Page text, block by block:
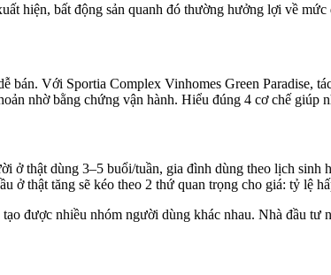
hiện, bất động sản quanh đó thường hưởng lợi về
bán. Với Sportia Complex Vinhomes Green Paradise,
nhờ bằng chứng vận hành. Hiểu đúng 4 cơ chế giúp
ở thật dùng 3–5 buổi/tuần, gia đình dùng theo lịch sinh
thật tăng sẽ kéo theo 2 thứ quan trọng cho giá: tỷ lệ
được nhiều nhóm người dùng khác nhau. Nhà đầu tư